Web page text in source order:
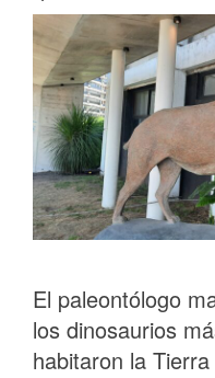
El paleontólogo
los dinosaurios
habitaron la Tierra